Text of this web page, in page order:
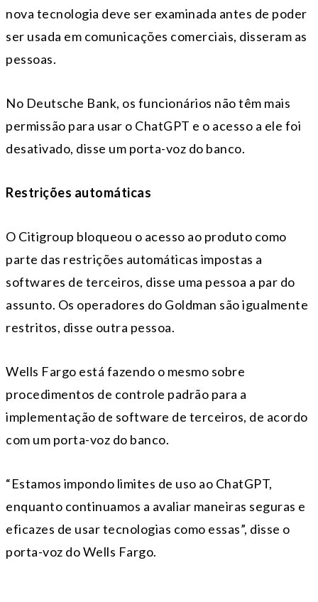
nova tecnologia deve ser examinada antes de poder
ser usada em comunicações comerciais, disseram as
pessoas.
No Deutsche Bank, os funcionários não têm mais
permissão para usar o ChatGPT e o acesso a ele foi
desativado, disse um porta-voz do banco.
Restrições automáticas
O Citigroup bloqueou o acesso ao produto como
parte das restrições automáticas impostas a
softwares de terceiros, disse uma pessoa a par do
assunto. Os operadores do Goldman são igualmente
restritos, disse outra pessoa.
Wells Fargo está fazendo o mesmo sobre
procedimentos de controle padrão para a
implementação de software de terceiros, de acordo
com um porta-voz do banco.
“Estamos impondo limites de uso ao ChatGPT,
enquanto continuamos a avaliar maneiras seguras e
eficazes de usar tecnologias como essas”, disse o
porta-voz do Wells Fargo.